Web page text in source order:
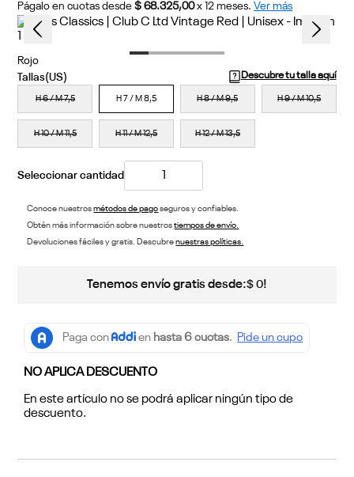
Págalo en cuotas desde $ 68.325,00 x 12 meses. Ver más
Rojo
Descubre tu talla aquí
H 6 / M 7,5 H 7 / M 8,5 H 8 / M 9,5 H 9 / M 10,5
H 10 / M 11,5 H 11 / M 12,5 H 12 / M 13,5
Conoce nuestrosmétodos de pagoseguros y confiables.
Obtén más información sobre nuestrostiempos de envío.
Devoluciones fáciles y gratis. Descubrenuestras políticas.
Tenemos envío gratis desde:$ 0!
NO APLICA DESCUENTO
En este artículo no se podrá aplicar ningún tipo de
descuento.